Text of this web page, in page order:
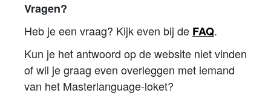
Vragen?
Heb je een vraag? Kijk even bij de FAQ.
Kun je het antwoord op de website niet vinden
of wil je graag even overleggen met iemand
van het Masterlanguage-loket?